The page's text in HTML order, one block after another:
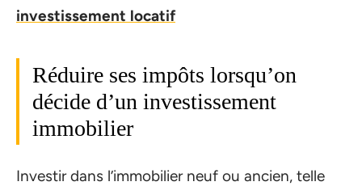
investissement locatif
Réduire ses impôts lorsqu’on
décide d’un investissement
immobilier
Investir dans l’immobilier neuf ou ancien, telle